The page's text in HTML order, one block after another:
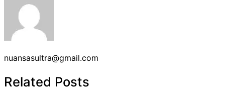
nuansasultra@gmail.com
Related Posts